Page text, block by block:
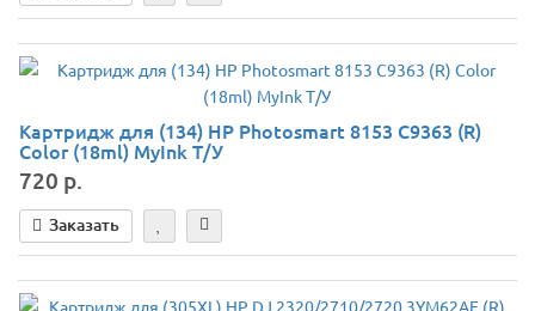
Картридж для (134) HP Photosmart 8153 C9363 (R)
Color (18ml) MyInk Т/У
720 р.
Заказать